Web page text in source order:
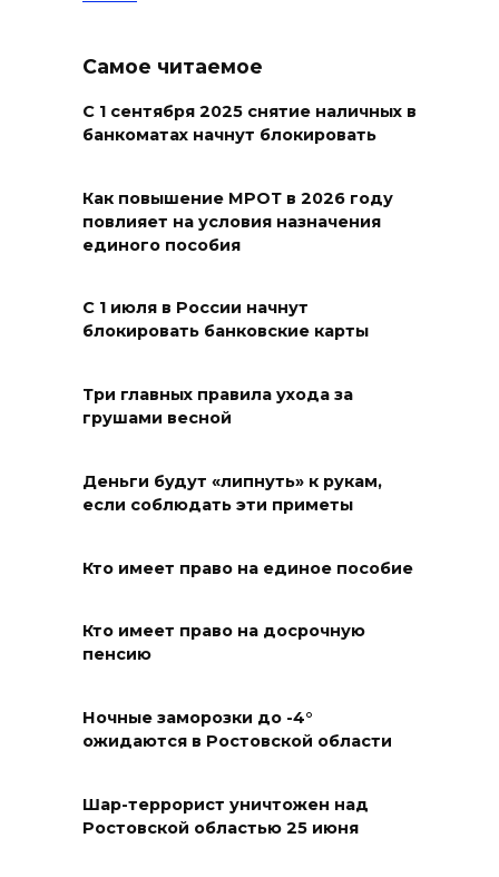
07 августа 2026 08:42
Сотни БПЛА подавили над
07 августа 2026 08:33
Мужчина утонул на озере в
07 августа 2026 07:34
Жара не отступает от Ростова
07 августа 2026 07:15
Над тремя районами
Ростовской области сбили 20
06 августа 2026 23:00
Угостите странников и
послушайте их рассказы:
06 августа 2026 22:32
подвальные котельные и
Самое читаемое
С 1 сентября 2025 снятие наличных в
банкоматах начнут блокировать
Как повышение МРОТ в 2026 году
повлияет на условия назначения
единого пособия
С 1 июля в России начнут
блокировать банковские карты
Три главных правила ухода за
грушами весной
Деньги будут «липнуть» к рукам,
если соблюдать эти приметы
Кто имеет право на единое пособие
Кто имеет право на досрочную
пенсию
Ночные заморозки до -4°
ожидаются в Ростовской области
Шар-террорист уничтожен над
Ростовской областью 25 июня